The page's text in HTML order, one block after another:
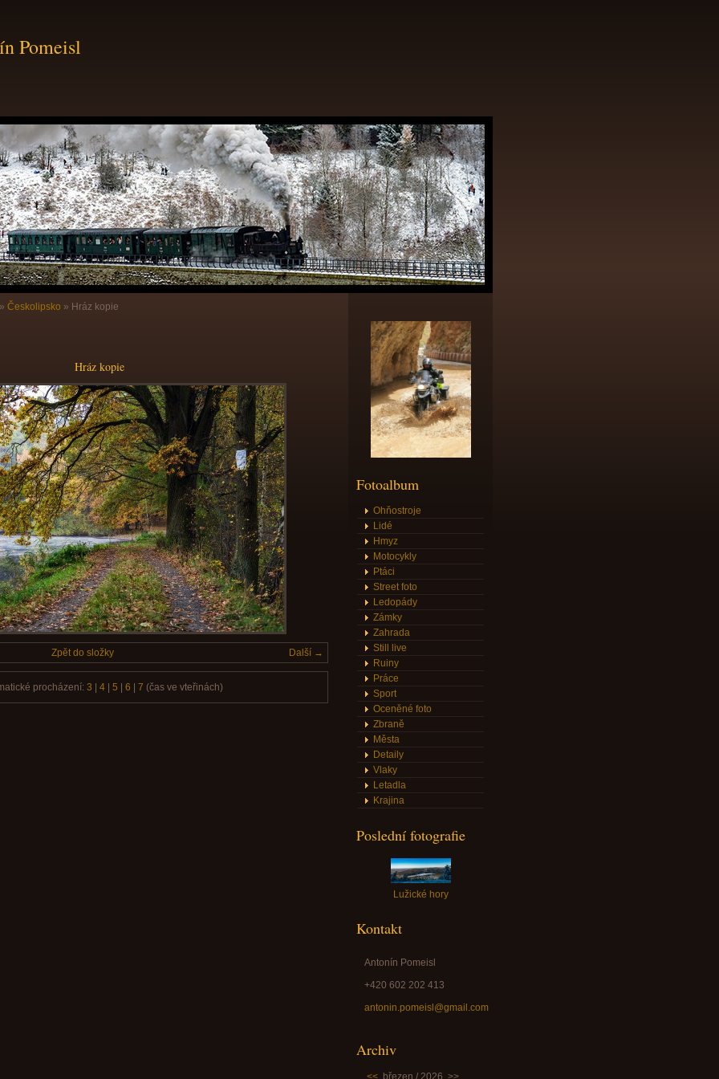
Pomeisl
Českolipsko » Hráz kopie
Hráz kopie
Další →
Zpět do složky
procházení: 3 4| 5 6 7 (čas ve vteřinách)
Fotoalbum
Ohňostroje
Lidé
Hmyz
Motocykly
Ptáci
Street foto
Ledopády
Zámky
Zahrada
Still live
Ruiny
Práce
Sport
Oceněné foto
Zbraně
Města
Detaily
Vlaky
Letadla
Krajina
Poslední fotografie
Lužické hory
Kontakt
Antonín Pomeisl
+420 602 202 413
antonin.pomeisl@gmail.com
Archiv